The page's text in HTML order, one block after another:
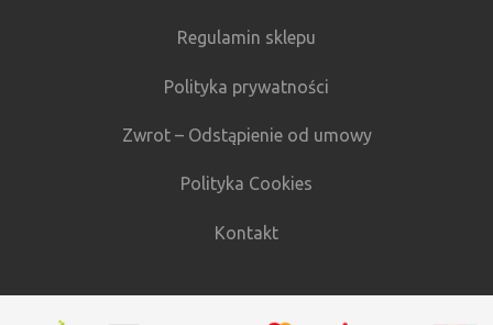
Regulamin sklepu
Polityka prywatności
Zwrot – Odstąpienie od umowy
Polityka Cookies
Kontakt